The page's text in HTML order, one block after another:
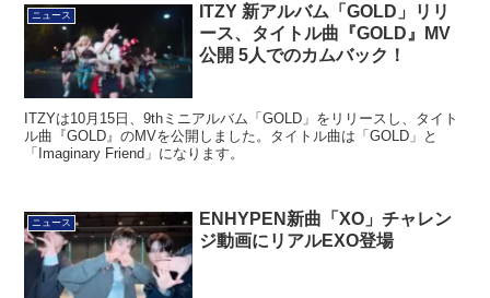
ニュース
ITZY 新アルバム「GOLD」リリ
ース、タイトル曲『GOLD』MV
公開 5人でのカムバック！
ITZYは10月15日、9thミニアルバム「GOLD」をリリースし、タイト
ル曲『GOLD』のMVを公開しました。タイトル曲は「GOLD」と
「Imaginary Friend」になります。
ニュース
ENHYPEN新曲「XO」チャレン
ジ動画にリアルEXO登場